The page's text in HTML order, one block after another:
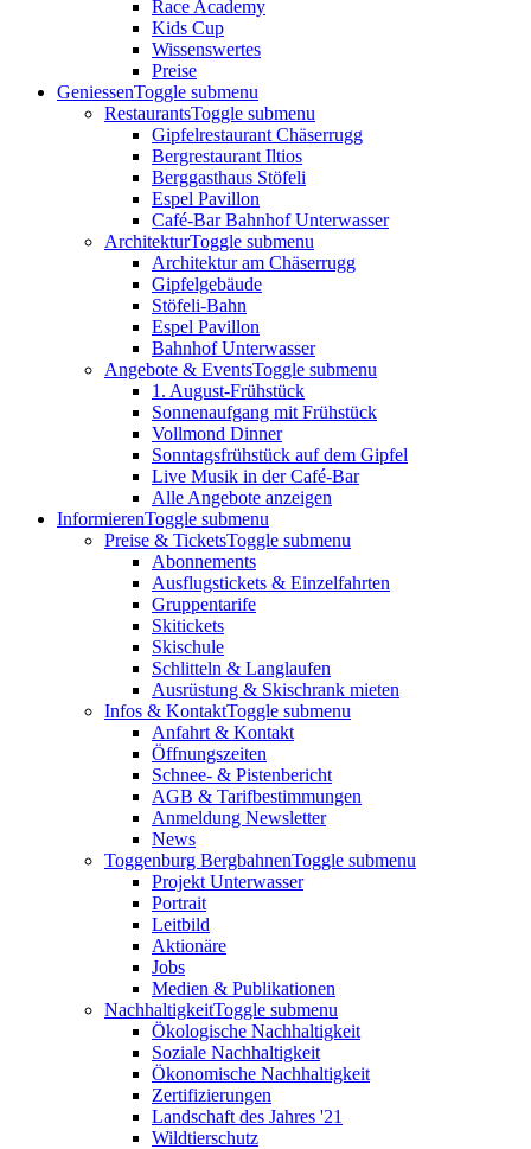
Race Academy
Kids Cup
Wissenswertes
Preise
GeniessenToggle submenu
RestaurantsToggle submenu
Gipfelrestaurant Chäserrugg
Bergrestaurant Iltios
Berggasthaus Stöfeli
Espel Pavillon
Café-Bar Bahnhof Unterwasser
ArchitekturToggle submenu
Architektur am Chäserrugg
Gipfelgebäude
Stöfeli-Bahn
Espel Pavillon
Bahnhof Unterwasser
Angebote & EventsToggle submenu
1. August-Frühstück
Sonnenaufgang mit Frühstück
Vollmond Dinner
Sonntagsfrühstück auf dem Gipfel
Live Musik in der Café-Bar
Alle Angebote anzeigen
InformierenToggle submenu
Preise & TicketsToggle submenu
Abonnements
Ausflugstickets & Einzelfahrten
Gruppentarife
Skitickets
Skischule
Schlitteln & Langlaufen
Ausrüstung & Skischrank mieten
Infos & KontaktToggle submenu
Anfahrt & Kontakt
Öffnungszeiten
Schnee- & Pistenbericht
AGB & Tarifbestimmungen
Anmeldung Newsletter
News
Toggenburg BergbahnenToggle submenu
Projekt Unterwasser
Portrait
Leitbild
Aktionäre
Jobs
Medien & Publikationen
NachhaltigkeitToggle submenu
Ökologische Nachhaltigkeit
Soziale Nachhaltigkeit
Ökonomische Nachhaltigkeit
Zertifizierungen
Landschaft des Jahres '21
Wildtierschutz